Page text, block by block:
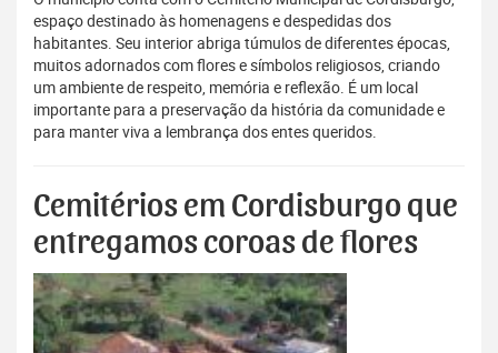
espaço destinado às homenagens e despedidas dos
habitantes. Seu interior abriga túmulos de diferentes épocas,
muitos adornados com flores e símbolos religiosos, criando
um ambiente de respeito, memória e reflexão. É um local
importante para a preservação da história da comunidade e
para manter viva a lembrança dos entes queridos.
Cemitérios em Cordisburgo que
entregamos coroas de flores